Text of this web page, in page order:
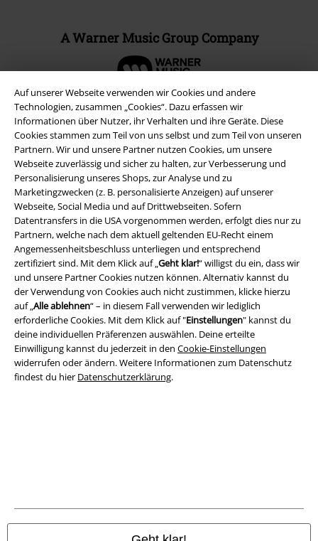
Auf unserer Webseite verwenden wir Cookies und andere
Technologien, zusammen „Cookies“. Dazu erfassen wir
Informationen über Nutzer, ihr Verhalten und ihre Geräte. Diese
Cookies stammen zum Teil von uns selbst und zum Teil von unseren
Partnern. Wir und unsere Partner nutzen Cookies, um unsere
Webseite zuverlässig und sicher zu halten, zur Verbesserung und
Personalisierung unseres Shops, zur Analyse und zu
Marketingzwecken (z. B. personalisierte Anzeigen) auf unserer
Webseite, Social Media und auf Drittwebseiten. Sofern
Datentransfers in die USA vorgenommen werden, erfolgt dies nur zu
Partnern, welche nach dem aktuell geltenden EU-Recht einem
Angemessenheitsbeschluss unterliegen und entsprechend
zertifiziert sind. Mit dem Klick auf „Geht klar!“ willigst du ein, dass wir
und unsere Partner Cookies nutzen können. Alternativ kannst du
der Verwendung von Cookies auch nicht zustimmen, klicke hierzu
auf „Alle ablehnen“ – in diesem Fall verwenden wir lediglich
erforderliche Cookies. Mit dem Klick auf "Einstellungen" kannst du
deine individuellen Präferenzen auswählen. Deine erteilte
Einwilligung kannst du jederzeit in den Cookie-Einstellungen
widerrufen oder ändern. Weitere Informationen zum Datenschutz
findest du hier Datenschutzerklärung.
A Warner Music Group Company
Rechtliches
AGB
Impressum
Datenschutz
Entsorgung und Umweltschutz
Alle Preise inkl. gesetzlicher Mehrwertsteuer, zzgl.Versandkosten